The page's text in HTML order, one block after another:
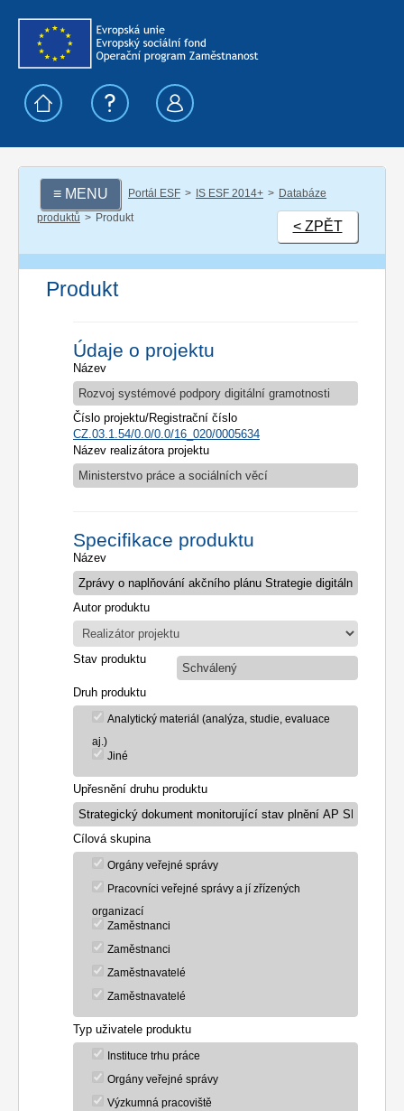
≡ MENU Portál ESF IS ESF 2014+
Databáze
produktů
Produkt
< ZPĚT
Produkt
Údaje o projektu
Název
Rozvoj systémové podpory digitální gramotnosti
Číslo projektu/Registrační číslo
CZ.03.1.54/0.0/0.0/16_020/0005634
Název realizátora projektu
Ministerstvo práce a sociálních věcí
Specifikace produktu
Název
Autor produktu
Stav produktu
Schválený
Druh produktu
Analytický materiál (analýza, studie, evaluace
aj.)
Jiné
Upřesnění druhu produktu
Cílová skupina
Orgány veřejné správy
Pracovníci veřejné správy a jí zřízených
organizací
Zaměstnanci
Zaměstnanci
Zaměstnavatelé
Zaměstnavatelé
Typ uživatele produktu
Instituce trhu práce
Orgány veřejné správy
Výzkumná pracoviště